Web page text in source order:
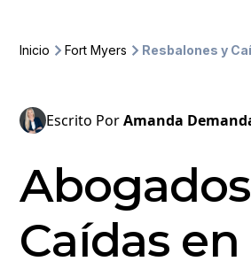
Inicio Fort Myers Resbalones y
Escrito PorAmanda
Caídas